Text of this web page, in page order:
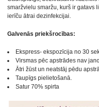
smaržvielu smaržu, kurš ir gatavs
ierīču ātrai dezinfekcijai.
Galvenās priekšrocības:
Ekspress- ekspozīcija no 30
Virsmas pēc apstrādes nav
Ātri žūst un neatstāj pēdu
Taupīgs pielietošanā.
Satur 70% spirta